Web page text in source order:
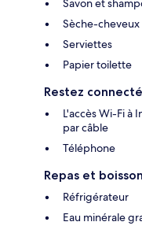
Savon et
Sèche-cheveux
Serviettes
Papier toilette
Restez connecté
L'accès Wi-Fi à
par câble
Téléphone
Repas et
Réfrigérateur
Eau minérale